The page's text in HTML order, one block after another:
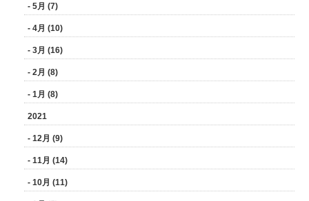
- 5月 (7)
- 4月 (10)
- 3月 (16)
- 2月 (8)
- 1月 (8)
2021
- 12月 (9)
- 11月 (14)
- 10月 (11)